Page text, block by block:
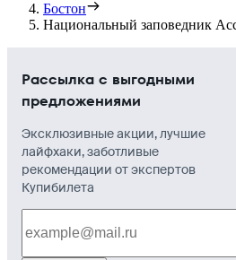
Бостон
Национальный заповедник
Рассылка с выгодными
предложениями
Эксклюзивные акции, лучшие
лайфхаки, заботливые
рекомендации от экспертов
Купибилета